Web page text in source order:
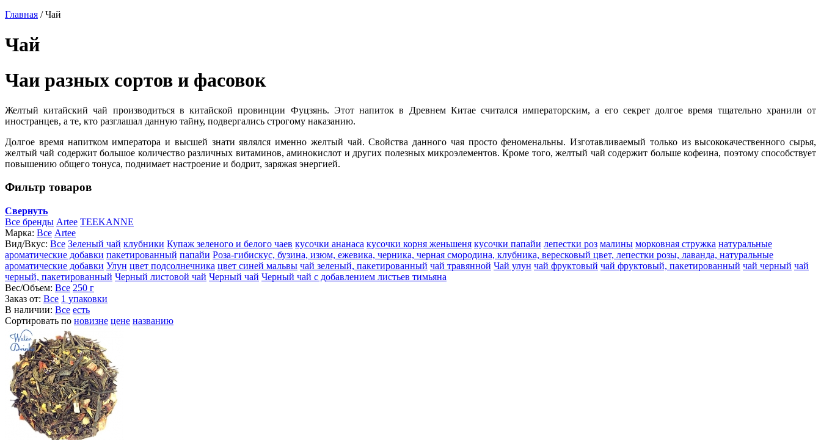
Главная /Чай
Чай
Чаи разных сортов и фасовок
Желтый китайский чай производиться в китайской провинции Фуцзянь. Этот напиток в Древнем Китае считался императорским, а его секрет долгое время тщательно хранили от
иностранцев, а те, кто разглашал данную тайну, подвергались строгому наказанию.
Долгое время напитком императора и высшей знати являлся именно желтый чай. Свойства данного чая просто феноменальны. Изготавливаемый только из высококачественного сырья,
желтый чай содержит большое количество различных витаминов, аминокислот и других полезных микроэлементов. Кроме того, желтый чай содержит больше кофеина, поэтому способствует
повышению общего тонуса, поднимает настроение и бодрит, заряжая энергией.
Фильтр товаров
Свернуть
Все бренды Artee TEEKANNE
Марка: Все Artee
Вид/Вкус: Все Зеленый чай клубники Купаж зеленого и белого чаев кусочки ананаса кусочки корня женьшеня кусочки папайи лепестки роз малины морковная стружка натуральные
ароматические добавки пакетированный папайи Роза-гибискус, бузина, изюм, ежевика, черника, черная смородина, клубника, вересковый цвет, лепестки розы, лаванда, натуральные
ароматические добавки Улун цвет подсолнечника цвет синей мальвы чай зеленый, пакетированный чай травянной Чай улун чай фруктовый чай фруктовый, пакетированный чай черный чай
черный, пакетированный Черный листовой чай Черный чай Черный чай с добавлением листьев тимьяна
Вес/Объем: Все 250 г
Заказ от: Все 1 упаковки
В наличии: Все есть
Сортировать по новизне цене названию